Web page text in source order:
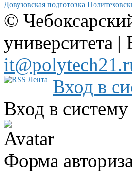
Довузовская подготовка
©
университета
Вход в
Вход в систему
Форма